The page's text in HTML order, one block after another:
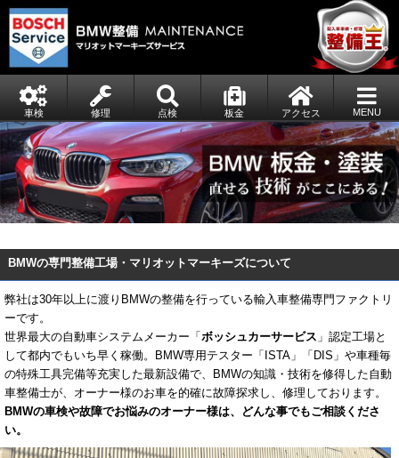
車検 修理 点検 板金 アクセス MENU
BMWの専門整備工場・マリオットマーキーズについて
弊社は30年以上に渡りBMWの整備を行っている輸入車整備専門ファクトリ
ーです。
世界最大の自動車システムメーカー「 ボッシュカーサービス 」認定工場と
して都内でもいち早く稼働。BMW専用テスター「ISTA」「DIS」や車種毎
の特殊工具完備等充実した最新設備で、BMWの知識・技術を修得した自動
車整備士が、オーナー様のお車を的確に故障探求し、修理しております。
BMWの車検や故障でお悩みのオーナー様は、どんな事でもご相談くださ
い。